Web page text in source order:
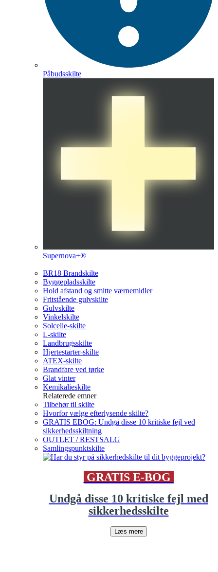
Påbudsskilte
Supernova+®
BR18 Brandskilte
Byggepladsskilte
Hold afstand og smitte værnemidler
Fritstående gulvskilte
Gulvskilte
Vinkelskilte
Solcelle-skilte
L-skilte
Landbrugsskilte
Hjertestarter-skilte
ATEX-skilte
Brandfare ved tørke
Glat vinter
Kemikalieskilte
Relaterede emner
Tilbehør til skilte
Hvorfor vælge efterlysende skilte?
GRATIS EBOG: Undgå disse 10 kritiske fejl ved
sikkerhedsskiltning
OUTLET / RESTSALG
Samlingspunktskilte
GRATIS E-BOG
Undgå disse 10 kritiske fejl med
sikkerhedsskilte
Læs mere